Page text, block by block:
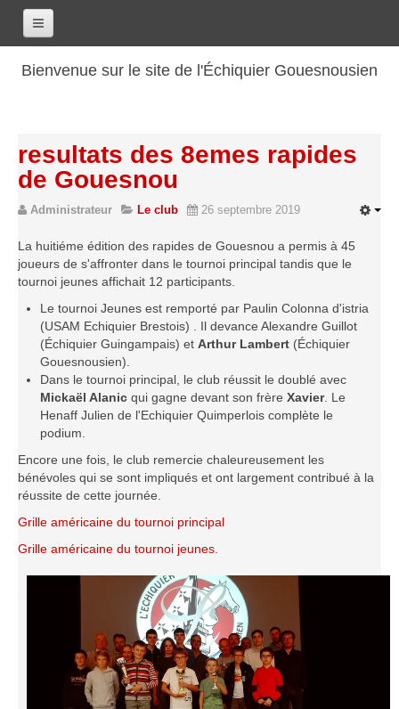
Bienvenue sur le site de l'Échiquier Gouesnousien
Les renseignements
Les coordonnées
Les horaires
Les tarifs
Les licenciés
Les archives
Saison 2017-2018
Saison 2016-2017
Saison 2015-2016
Saison 2014-2015
Saison 2013-2014
Saison 2012-2013
Saison 2011-2012
Saison 2010-2011
Saison 2009-2010
Les organisations
Les palmarès
L'Open de Noël
resultats des 8emes rapides
de Gouesnou
Administrateur Le club 26 septembre 2019
La huitiéme édition des rapides de Gouesnou a permis à 45
joueurs de s'affronter dans le tournoi principal tandis que le
tournoi jeunes affichait 12 participants.
Le tournoi Jeunes est remporté par Paulin Colonna d'istria
(USAM Echiquier Brestois) . Il devance Alexandre Guillot
(Échiquier Guingampais) et Arthur Lambert (Échiquier
Gouesnousien).
Dans le tournoi principal, le club réussit le doublé avec
Mickaël Alanic qui gagne devant son frère Xavier. Le
Henaff Julien de l'Echiquier Quimperlois complète le
podium.
Encore une fois, le club remercie chaleureusement les
bénévoles qui se sont impliqués et ont largement contribué à la
réussite de cette journée.
Grille américaine du tournoi principal
Grille américaine du tournoi jeunes.